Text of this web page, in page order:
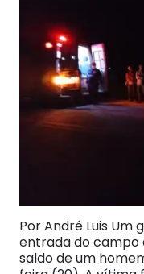
Por André Luis Um
entrada do campo
saldo de um